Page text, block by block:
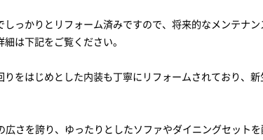
しっかりとリフォーム済みですので、将来的なメンテナ
は下記をご覧ください。
りをはじめとした内装も丁寧にリフォームされており、
広さを誇り、ゆったりとしたソファやダイニングセットを